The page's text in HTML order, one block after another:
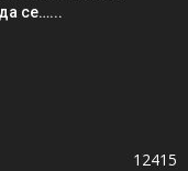
се…...
12415